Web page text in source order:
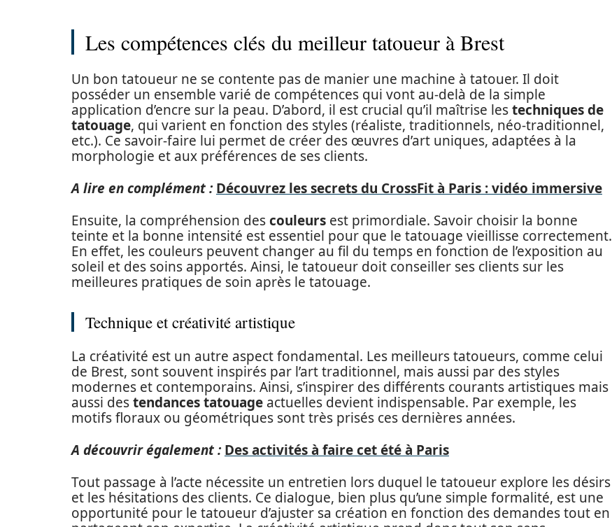
Les compétences clés du meilleur tatoueur à Brest
Un bon tatoueur ne se contente pas de manier une machine à tatouer. Il doit
posséder un ensemble varié de compétences qui vont au-delà de la simple
application d’encre sur la peau. D’abord, il est crucial qu’il maîtrise lestechniques de
tatouage, qui varient en fonction des styles (réaliste, traditionnels, néo-traditionnel,
etc.). Ce savoir-faire lui permet de créer des œuvres d’art uniques, adaptées à la
morphologie et aux préférences de ses clients.
A lire en complément : Découvrez les secrets du CrossFit à Paris : vidéo immersive
Ensuite, la compréhension descouleurs est primordiale. Savoir choisir la bonne
teinte et la bonne intensité est essentiel pour que le tatouage vieillisse correctement.
En effet, les couleurs peuvent changer au fil du temps en fonction de l’exposition au
soleil et des soins apportés. Ainsi, le tatoueur doit conseiller ses clients sur les
meilleures pratiques de soin après le tatouage.
Technique et créativité artistique
La créativité est un autre aspect fondamental. Les meilleurs tatoueurs, comme celui
de Brest, sont souvent inspirés par l’art traditionnel, mais aussi par des styles
modernes et contemporains. Ainsi, s’inspirer des différents courants artistiques mais
aussi destendances tatouage actuelles devient indispensable. Par exemple, les
motifs floraux ou géométriques sont très prisés ces dernières années.
A découvrir également : Des activités à faire cet été à Paris
Tout passage à l’acte nécessite un entretien lors duquel le tatoueur explore les désirs
et les hésitations des clients. Ce dialogue, bien plus qu’une simple formalité, est une
opportunité pour le tatoueur d’ajuster sa création en fonction des demandes tout en